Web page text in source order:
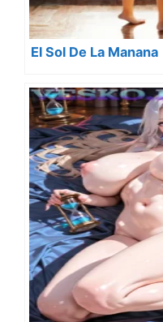
El Sol De La Manana